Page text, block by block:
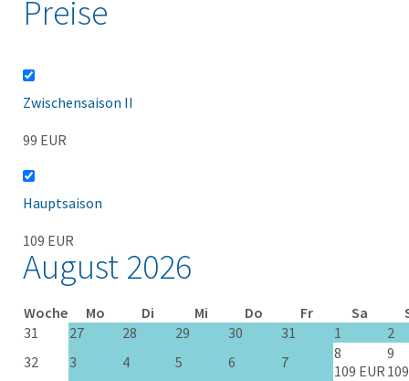
Preise
Zwischensaison II
99 EUR
Hauptsaison
109 EUR
August 2026
Woche Mo Di Mi Do Fr Sa
31
27 28 29 30 31 1
2
32
3 4 5 6 7
8
109 EUR
9